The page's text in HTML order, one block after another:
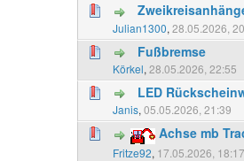
Julian1300, 28.05.2026,
Fußbremse
Körkel, 28.05.2026, 22:55
LED
Janis, 05.05.2026, 21:39
Achse mb
Fritze92, 17.05.2026, 18:17